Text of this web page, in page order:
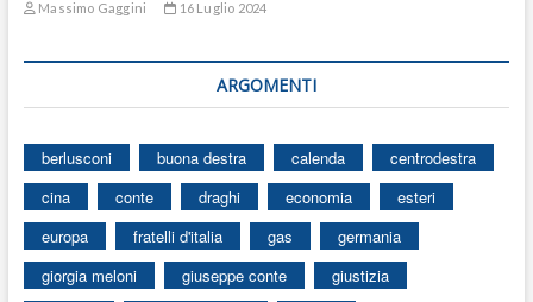
Massimo Gaggini 16 Luglio 2024
ARGOMENTI
berlusconi buona destra calenda
centrodestra
cina
conte draghi economia
esteri
europa
fratelli d'italia gas
germania
giorgia meloni
giuseppe conte
giustizia